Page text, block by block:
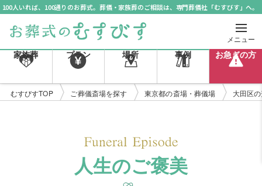
100人いれば、100通りのお葬式。葬儀・家族葬のご相談は、専門葬儀社「むすびす」へ。
メニュー
家族葬 プラン 場所 事例 お急ぎの方
むすびすTOP ご葬儀斎場を探す 東京都の斎場・葬儀場 大田区
人生のご褒美